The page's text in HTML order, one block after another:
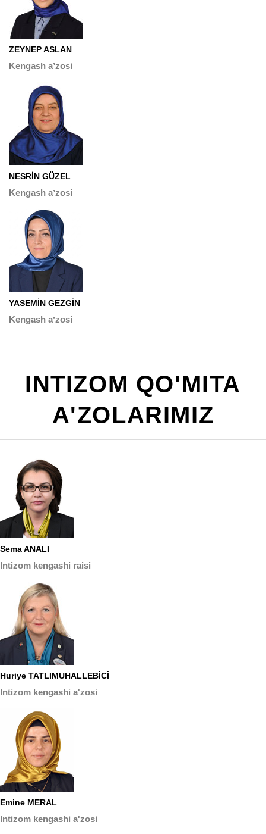
ZEYNEP ASLAN
Kengash aʼzosi
NESRİN GÜZEL
Kengash aʼzosi
YASEMİN GEZGİN
Kengash aʼzosi
INTIZOM QO'MITA
A'ZOLARIMIZ
Sema ANALI
Intizom kengashi raisi
Huriye TATLIMUHALLEBİCİ
Intizom kengashi a'zosi
Emine MERAL
Intizom kengashi a'zosi